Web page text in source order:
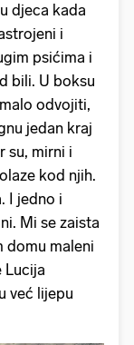
djeca kada
i
psićima i
bili. U boksu
odvojiti,
jedan kraj
su, mirni i
kod njih.
I jedno i
Mi se zaista
domu maleni
Lucija
već lijepu